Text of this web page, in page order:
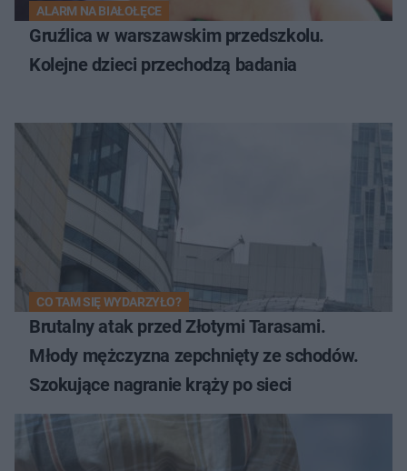
ALARM NA BIAŁOŁĘCE
Gruźlica w warszawskim przedszkolu.
Kolejne dzieci przechodzą badania
CO TAM SIĘ WYDARZYŁO?
Brutalny atak przed Złotymi Tarasami.
Młody mężczyzna zepchnięty ze schodów.
Szokujące nagranie krąży po sieci